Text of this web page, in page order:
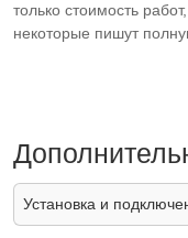
только стоимость
некоторые пишут
Установка и